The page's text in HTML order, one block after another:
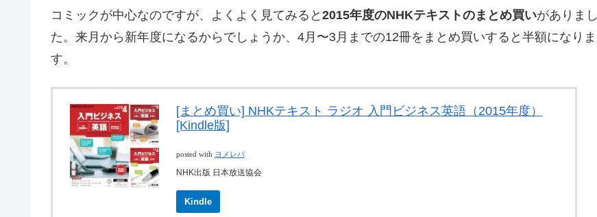
コミックが中心なのですが、よくよく見てみると 2015年度のNHKテキストのまとめ買いがありまし
た。来月から新年度になるからでしょうか、4月〜3月までの12冊をまとめ買いすると半額になりま
す。
[まとめ買い] NHKテキスト ラジオ 入門ビジネス英語（2015年度）
[Kindle版]
posted with ヨメレバ
NHK出版 日本放送協会
Kindle